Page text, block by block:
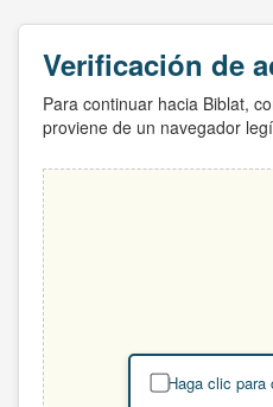
Verificación de
Para continuar hacia Biblat,
proviene de un navegador
Haga clic para